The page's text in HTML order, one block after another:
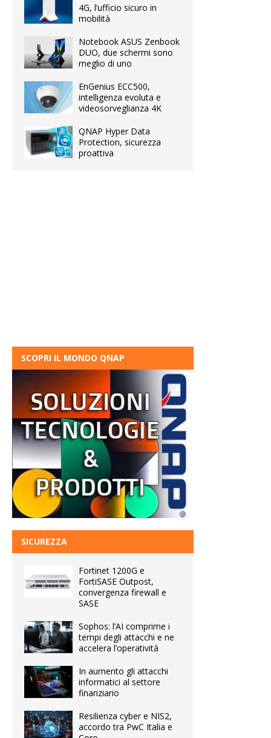
4G, l’ufficio sicuro in
mobilità
Notebook ASUS Zenbook
DUO, due schermi sono
meglio di uno
EnGenius ECC500,
intelligenza evoluta e
videosorveglianza 4K
QNAP Hyper Data
Protection, sicurezza
proattiva
SCOPRI IL MONDO QNAP
SICUREZZA
Fortinet 1200G e
FortiSASE Outpost,
convergenza firewall e
SASE
Sophos: l’AI comprime i
tempi degli attacchi e ne
accelera l’operatività
In aumento gli attacchi
informatici al settore
finanziario
Resilienza cyber e NIS2,
accordo tra PwC Italia e